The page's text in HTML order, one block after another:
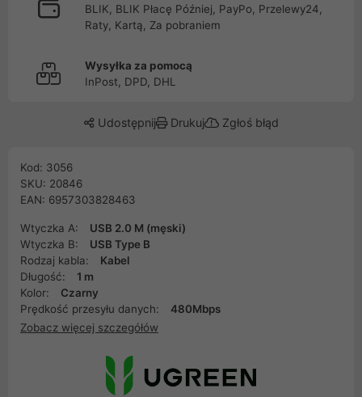
BLIK, BLIK Płacę Później, PayPo, Przelewy24,
Raty, Kartą, Za pobraniem
Wysyłka za pomocą
InPost, DPD, DHL
Udostępnij Drukuj Zgłoś błąd
Kod: 3056
SKU: 20846
EAN: 6957303828463
Wtyczka A:
USB 2.0 M (męski)
Wtyczka B:
USB Type B
Rodzaj kabla:
Kabel
Długość:
1 m
Kolor:
Czarny
Prędkość przesyłu danych:
480Mbps
Zobacz więcej szczegółów